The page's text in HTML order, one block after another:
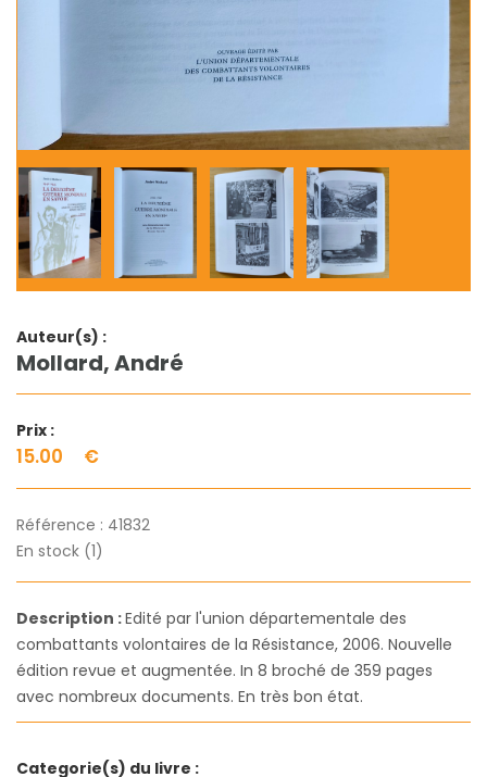
Auteur(s) :
Mollard, André
Prix :
15.00 €
Référence : 41832
En stock (1)
Description :Edité par l'union départementale des
combattants volontaires de la Résistance, 2006. Nouvelle
édition revue et augmentée. In 8 broché de 359 pages
avec nombreux documents. En très bon état.
Categorie(s) du livre :